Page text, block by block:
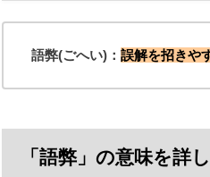
語弊(ごへい)： 誤解を招きや
「語弊」の意味を詳